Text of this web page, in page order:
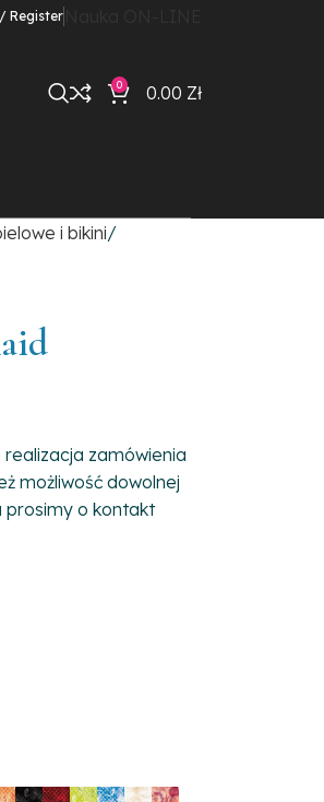
Register
0 0.00 Zł
i bikini
zamówienia
możliwość dowolnej
prosimy o kontakt